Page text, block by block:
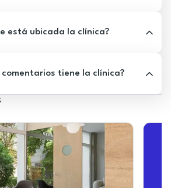
está ubicada la clínica?
tiene la clínica?